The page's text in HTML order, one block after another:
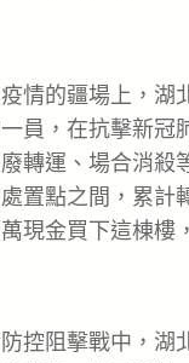
的疆場上，湖
員，在抗擊新
轉運、場合消殺
置點之間，累計
現金買下這棟樓
阻擊戰中，湖